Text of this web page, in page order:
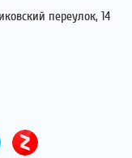
переулок, 14